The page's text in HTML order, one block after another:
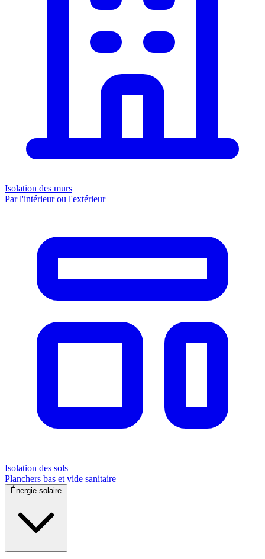
Isolation des murs
Par l'intérieur ou l'extérieur
Isolation des sols
Planchers bas et vide sanitaire